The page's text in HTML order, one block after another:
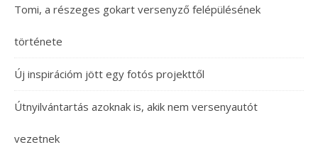
Tomi, a részeges gokart versenyző felépülésének
története
Új inspirációm jött egy fotós projekttől
Útnyilvántartás azoknak is, akik nem versenyautót
vezetnek